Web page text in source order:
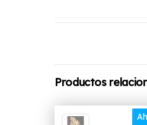
Productos